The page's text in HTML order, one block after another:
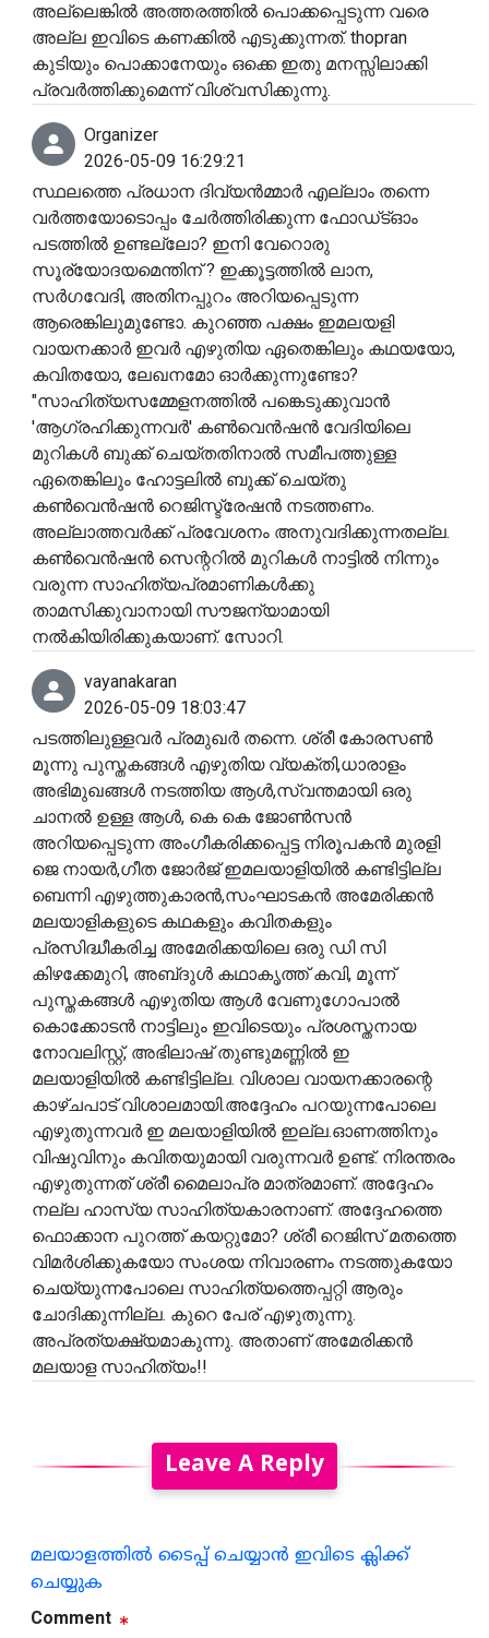
അല്ലെങ്കിൽ അത്തരത്തിൽ പൊക്കപ്പെടുന്ന വരെ
അല്ല ഇവിടെ കണക്കിൽ എടുക്കുന്നത്. thopran
കുടിയും പൊക്കാനേയും ഒക്കെ ഇതു മനസ്സിലാക്കി
പ്രവർത്തിക്കുമെന്ന് വിശ്വസിക്കുന്നു.
Organizer
2026-05-09 16:29:21
സ്ഥലത്തെ പ്രധാന ദിവ്യൻമ്മാർ എല്ലാം തന്നെ
വർത്തയോടൊപ്പം ചേർത്തിരിക്കുന്ന ഫോഡ്ട്ഓം
പടത്തിൽ ഉണ്ടല്ലോ? ഇനി വേറൊരു
സൂര്യോദയമെന്തിന് ? ഇക്കൂട്ടത്തിൽ ലാന,
സർഗവേദി, അതിനപ്പുറം അറിയപ്പെടുന്ന
ആരെങ്കിലുമുണ്ടോ. കുറഞ്ഞ പക്ഷം ഇമലയളി
വായനക്കാർ ഇവർ എഴുതിയ ഏതെങ്കിലും കഥയയോ,
കവിതയോ, ലേഖനമോ ഓർക്കുന്നുണ്ടോ?
"സാഹിത്യസമ്മേളനത്തിൽ പങ്കെടുക്കുവാൻ
'ആഗ്രഹിക്കുന്നവർ' കൺവെൻഷൻ വേദിയിലെ
മുറികൾ ബുക്ക് ചെയ്തതിനാൽ സമീപത്തുള്ള
ഏതെങ്കിലും ഹോട്ടലിൽ ബുക്ക് ചെയ്തു
കൺവെൻഷൻ റെജിസ്ട്രേഷൻ നടത്തണം.
അല്ലാത്തവർക്ക് പ്രവേശനം അനുവദിക്കുന്നതല്ല.
കൺവെൻഷൻ സെന്ററിൽ മുറികൾ നാട്ടിൽ നിന്നും
വരുന്ന സാഹിത്യപ്രമാണികൾക്കു
താമസിക്കുവാനായി സൗജന്യാമായി
നൽകിയിരിക്കുകയാണ്. സോറി.
vayanakaran
2026-05-09 18:03:47
പടത്തിലുള്ളവർ പ്രമുഖർ തന്നെ. ശ്രീ കോരസൺ
മൂന്നു പുസ്തകങ്ങൾ എഴുതിയ വ്യക്തി,ധാരാളം
അഭിമുഖങ്ങൾ നടത്തിയ ആൾ,സ്വന്തമായി ഒരു
ചാനൽ ഉള്ള ആൾ, കെ കെ ജോൺസൻ
അറിയപ്പെടുന്ന അംഗീകരിക്കപ്പെട്ട നിരൂപകൻ മുരളി
ജെ നായർ,ഗീത ജോർജ് ഇമലയാളിയിൽ കണ്ടിട്ടില്ല
ബെന്നി എഴുത്തുകാരൻ,സംഘാടകൻ അമേരിക്കൻ
മലയാളികളുടെ കഥകളും കവിതകളും
പ്രസിദ്ധീകരിച്ച അമേരിക്കയിലെ ഒരു ഡി സി
കിഴക്കേമുറി, അബ്‌ദുൾ കഥാകൃത്ത് കവി, മൂന്ന്
പുസ്തകങ്ങൾ എഴുതിയ ആൾ വേണുഗോപാൽ
കൊക്കോടൻ നാട്ടിലും ഇവിടെയും പ്രശസ്തനായ
നോവലിസ്റ്റ്, അഭിലാഷ് തുണ്ടുമണ്ണിൽ ഇ
മലയാളിയിൽ കണ്ടിട്ടില്ല. വിശാല വായനക്കാരന്റെ
കാഴ്ചപാട് വിശാലമായി.അദ്ദേഹം പറയുന്നപോലെ
എഴുതുന്നവർ ഇ മലയാളിയിൽ ഇല്ല.ഓണത്തിനും
വിഷുവിനും കവിതയുമായി വരുന്നവർ ഉണ്ട്. നിരന്തരം
എഴുതുന്നത് ശ്രീ മൈലാപ്ര മാത്രമാണ്. അദ്ദേഹം
നല്ല ഹാസ്യ സാഹിത്യകാരനാണ്. അദ്ദേഹത്തെ
ഫൊക്കാന പുറത്ത് കയറ്റുമോ? ശ്രീ റെജിസ് മതത്തെ
വിമർശിക്കുകയോ സംശയ നിവാരണം നടത്തുകയോ
ചെയ്യുന്നപോലെ സാഹിത്യത്തെപ്പറ്റി ആരും
ചോദിക്കുന്നില്ല. കുറെ പേര് എഴുതുന്നു.
അപ്രത്യക്ഷ്യമാകുന്നു. അതാണ് അമേരിക്കൻ
മലയാള സാഹിത്യം!!
Leave A Reply
മലയാളത്തില്‍ ടൈപ്പ് ചെയ്യാന്‍ ഇവിടെ ക്ലിക്ക്
ചെയ്യുക
Comment